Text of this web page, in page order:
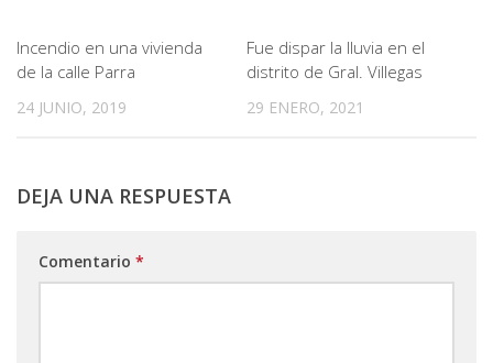
Incendio en una vivienda
de la calle Parra
24 JUNIO, 2019
Fue dispar la lluvia en el
distrito de Gral. Villegas
29 ENERO, 2021
DEJA UNA RESPUESTA
Comentario *